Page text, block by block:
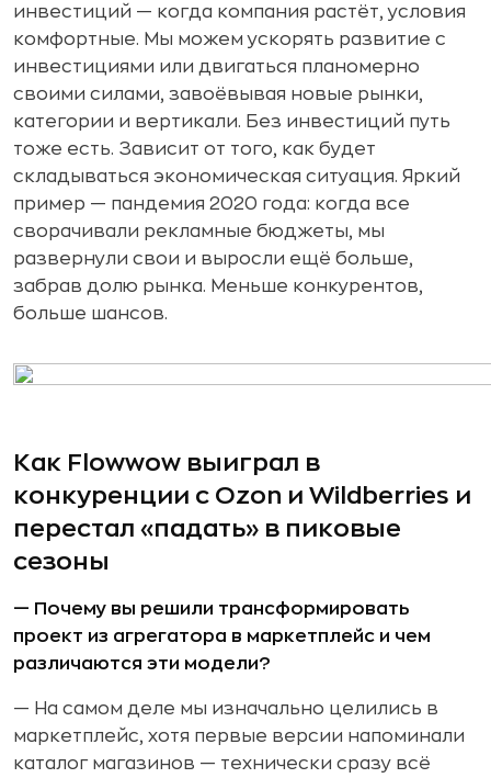
инвестиций — когда компания растёт, условия
комфортные. Мы можем ускорять развитие с
инвестициями или двигаться планомерно
своими силами, завоёвывая новые рынки,
категории и вертикали. Без инвестиций путь
тоже есть. Зависит от того, как будет
складываться экономическая ситуация. Яркий
пример — пандемия 2020 года: когда все
сворачивали рекламные бюджеты, мы
развернули свои и выросли ещё больше,
забрав долю рынка. Меньше конкурентов,
больше шансов.
Как Flowwow выиграл в
конкуренции с Ozon и Wildberries и
перестал «падать» в пиковые
сезоны
— Почему вы решили трансформировать
проект из агрегатора в маркетплейс и чем
различаются эти модели?
— На самом деле мы изначально целились в
маркетплейс, хотя первые версии напоминали
каталог магазинов — технически сразу всё